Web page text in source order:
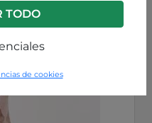
TODO
de cookies